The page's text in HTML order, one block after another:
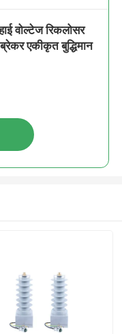
वोल्टेज रिकलोसर
एकीकृत बुद्धिमान